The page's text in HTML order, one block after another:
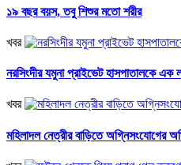
১৯ বছর বয়স, তবু শিশুর মতো শরীর
খবর
নরসিংদীর যমুনা প্রাইভেট হাসপাতালকে এক
খবর
মহিলাদল নেত্রীর বাড়িতে অগ্নিসংযোগের